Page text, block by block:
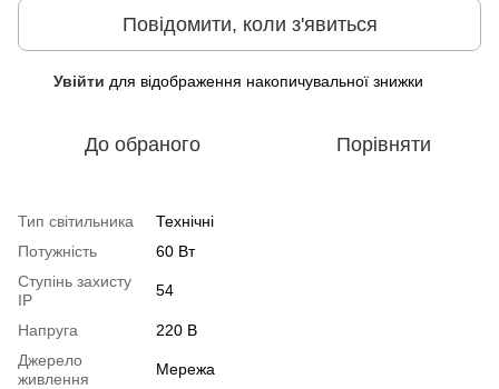
Повідомити, коли з'явиться
Увійти для відображення накопичувальної знижки
До обраного Порівняти
Тип світильника
Технічні
Потужність
60 Вт
Ступінь захисту
IP
54
Напруга
220 В
Джерело
живлення
Мережа